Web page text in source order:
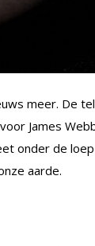
meer. De
James
onder de
aarde.